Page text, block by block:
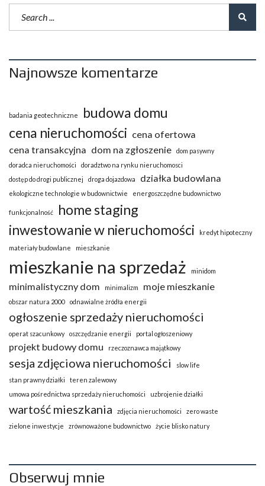
Najnowsze komentarze
badania geotechniczne
budowa domu
cena nieruchomości cena ofertowa
cena transakcyjna dom na zgłoszenie
dom pasywny
doradca nieruchomości
doradztwo na rynku nieruchomosci
dostęp do drogi publicznej
droga dojazdowa działka budowlana
ekologiczne technologie w budownictwie energoszczędne budownictwo
funkcjonalność
home staging
inwestowanie w nieruchomości
kredyt hipoteczny
materiały budowlane
mieszkanie
mieszkanie na sprzedaż minidom
minimalistyczny dom minimalizm moje mieszkanie
obszar natura 2000 odnawialne żródła energii
ogłoszenie sprzedaży nieruchomości
operat szacunkowy oszczędzanie energii portal ogłoszeniowy
projekt budowy domu rzeczoznawca majątkowy
sesja zdjęciowa nieruchomości
slow life
stan prawny działki
teren zalewowy
umowa pośrednictwa sprzedaży nieruchomości
uzbrojenie działki
wartość mieszkania zdjęcia nieruchomości
zero waste
zielone inwestycje
zrównoważone budownictwo życie blisko natury
Obserwuj mnie